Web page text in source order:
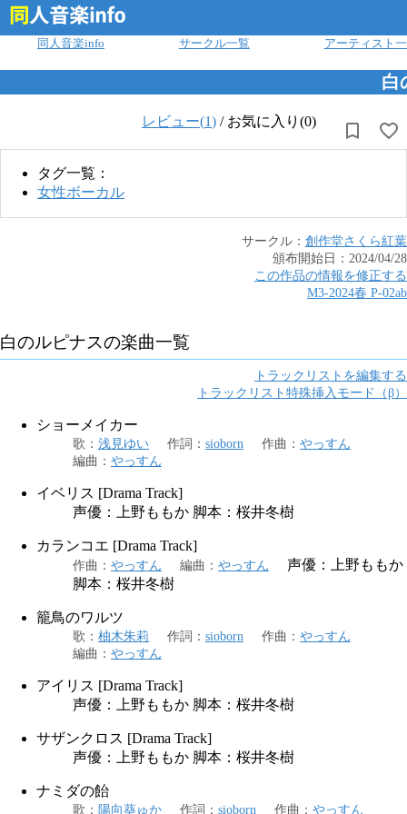
同人音楽info サークル一覧 アーティスト
白
レビュー(1) / お気に入り(0)
タグ一覧：
女性ボーカル
サークル： 創作堂さくら紅葉
頒布開始日： 2024/04/28
この作品の情報を修正する
M3-2024春 P-02ab
白のルピナスの楽曲一覧
トラックリストを編集する
トラックリスト特殊挿入モード（β）
ショーメイカー
歌 ： 浅見ゆい 作詞 ： sioborn 作曲 ： やっすん
編曲 ： やっすん
イベリス [Drama Track]
声優：上野ももか 脚本：桜井冬樹
カランコエ [Drama Track]
作曲 ： やっすん 編曲 ： やっすん
声優：上野ももか
脚本：桜井冬樹
籠鳥のワルツ
歌 ： 柚木朱莉 作詞 ： sioborn 作曲 ： やっすん
編曲 ： やっすん
アイリス [Drama Track]
声優：上野ももか 脚本：桜井冬樹
サザンクロス [Drama Track]
声優：上野ももか 脚本：桜井冬樹
ナミダの飴
歌 ： 陽向葵ゅか 作詞 ： sioborn 作曲 ： やっすん